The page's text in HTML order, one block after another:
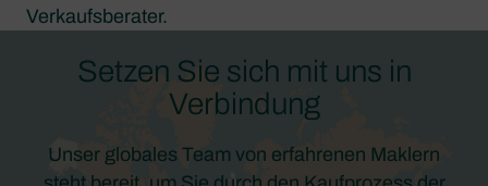
Verkaufsberater.
Setzen Sie sich mit uns in
Verbindung
Unser globales Team von erfahrenen Maklern